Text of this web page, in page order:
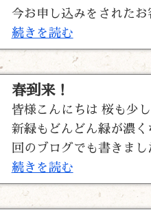
今お申し込みをされた
続きを読む
春到来！
皆様こんにちは 桜も少
新緑もどんどん緑が濃
回のブログでも書きま
続きを読む